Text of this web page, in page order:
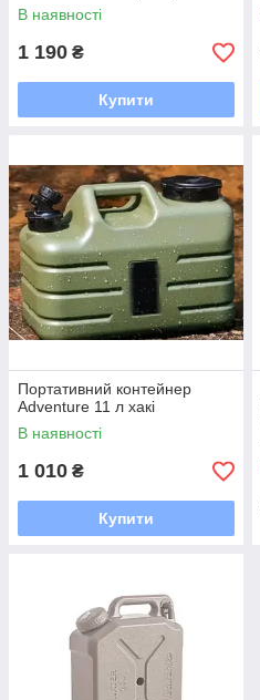
В наявності
1 190 ₴
Купити
Портативний контейнер
Adventure 11 л хакі
В наявності
1 010 ₴
Купити